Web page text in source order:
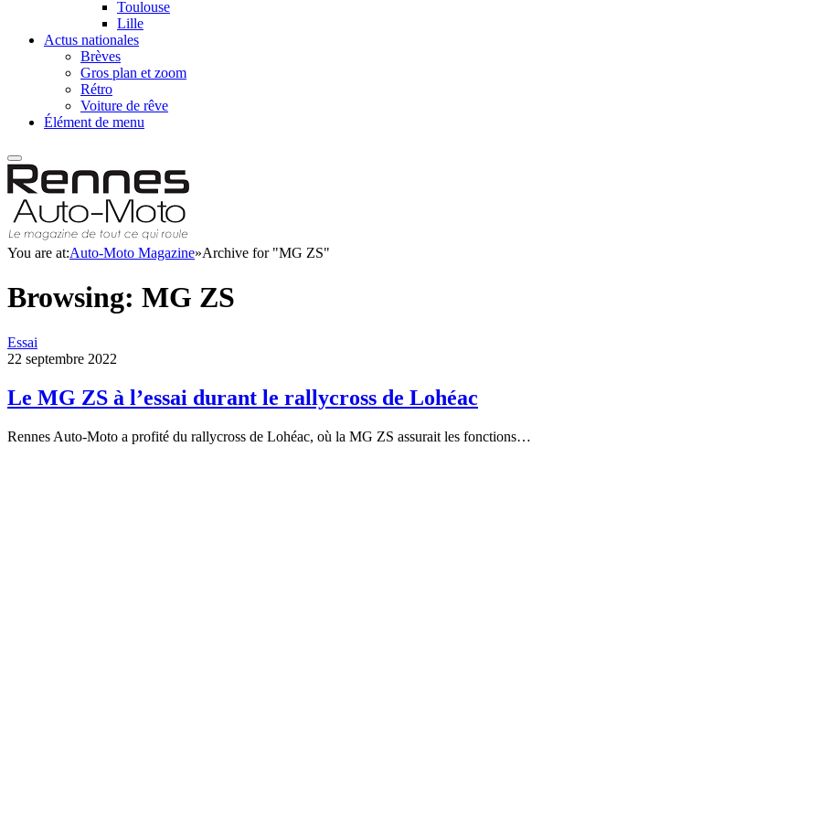
Toulouse
Lille
Actus nationales
Brèves
Gros plan et zoom
Rétro
Voiture de rêve
Élément de menu
You are at:Auto-Moto Magazine»Archive for "MG ZS"
Browsing: MG ZS
Essai
22 septembre 2022
Le MG ZS à l’essai durant le rallycross de Lohéac
Rennes Auto-Moto a profité du rallycross de Lohéac, où la MG ZS assurait les fonctions…